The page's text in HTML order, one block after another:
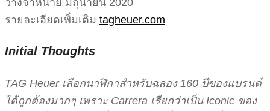
วางจำหน่าย มิถุนายน 2020
รายละเอียดเพิ่มเติม tagheuer.com
Initial Thoughts
TAG Heuer เลือกนาฬิกาสำหรับฉลอง 160 ปีของแบรนด์
ได้ถูกต้องมากๆ เพราะ Carrera เรียกว่าเป็น Iconic ของ